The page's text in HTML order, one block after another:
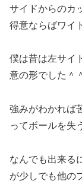
サイドからのカ
得意ならばワイ
僕は昔は左サイ
意の形でした＾＾
強みがわかれば
ってボールを失
なんでも出来る
が少しでも他の